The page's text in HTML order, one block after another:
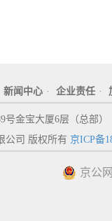
新闻中心 · 企业责任 ·
金宝大厦6层（总部）
公司 版权所有 京ICP备
京公